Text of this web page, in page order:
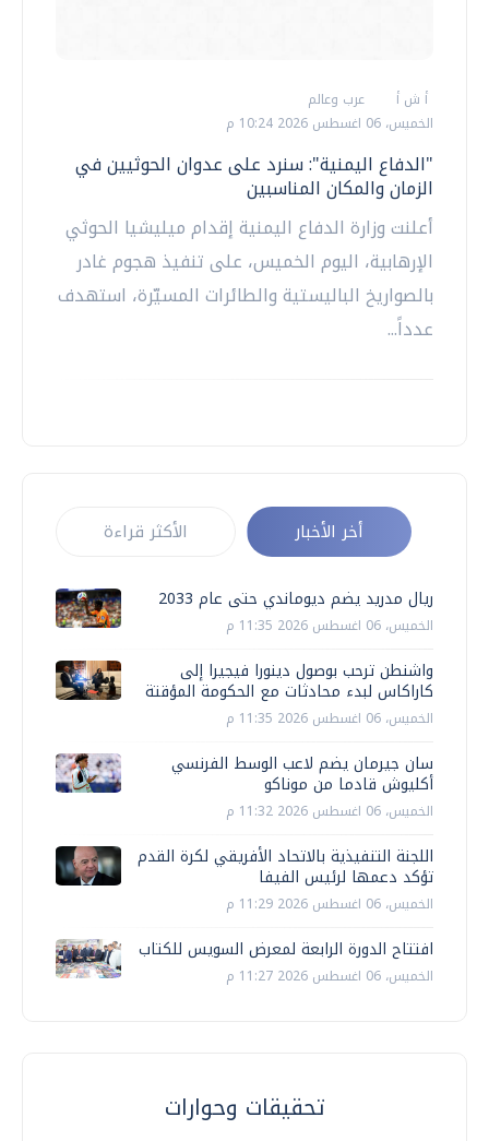
أ ش أ
عرب وعالم
الخميس، 06 اغسطس 2026 10:24 م
"الدفاع اليمنية": سنرد على عدوان الحوثيين في
الزمان والمكان المناسبين
أعلنت وزارة الدفاع اليمنية إقدام ميليشيا الحوثي
الإرهابية، اليوم الخميس، على تنفيذ هجوم غادر
بالصواريخ الباليستية والطائرات المسيّرة، استهدف
عدداً...
أخر الأخبار الأكثر قراءة
ريال مدريد يضم ديوماندي حتى عام 2033
الخميس، 06 اغسطس 2026 11:35 م
واشنطن ترحب بوصول دينورا فيجيرا إلى
كاراكاس لبدء محادثات مع الحكومة المؤقتة
الخميس، 06 اغسطس 2026 11:35 م
سان جيرمان يضم لاعب الوسط الفرنسي
أكليوش قادما من موناكو
الخميس، 06 اغسطس 2026 11:32 م
اللجنة التنفيذية بالاتحاد الأفريقي لكرة القدم
تؤكد دعمها لرئيس الفيفا
الخميس، 06 اغسطس 2026 11:29 م
افتتاح الدورة الرابعة لمعرض السويس للكتاب
الخميس، 06 اغسطس 2026 11:27 م
تحقيقات وحوارات